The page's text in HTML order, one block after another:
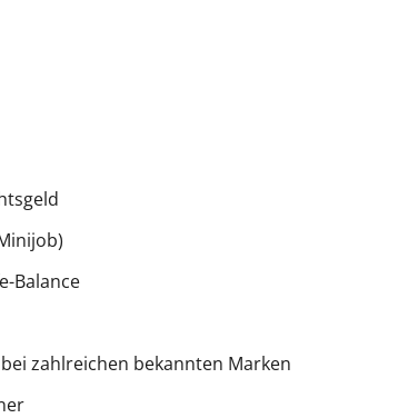
Balance
zahlreichen bekannten Marken